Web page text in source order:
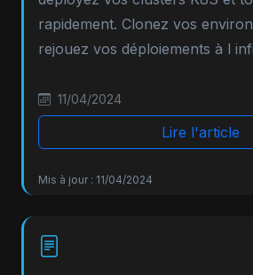
rapidement. Clonez vos
rejouez vos déploiements à l
11/04/2024
Lire l'article
Mis à jour : 11/04/2024